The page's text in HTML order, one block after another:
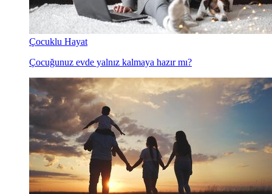
Çocuklu Hayat
Çocuğunuz evde yalnız kalmaya hazır mı?